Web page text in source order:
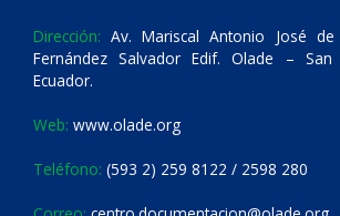
Dirección: Av. Mariscal Antonio José
Fernández Salvador Edif. Olade –
Ecuador.
Web: www.olade.org
Teléfono: (593 2) 259 8122 / 2598 280